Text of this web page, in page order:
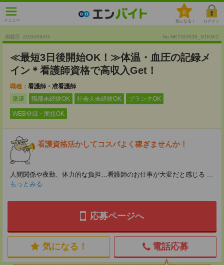
メニュー
0
気になる！ ログイン
掲載日 :2026/08/03 No.NKTSOS39_STKM-2
≪最短3日後開始OK！≫体温・血圧の記録メ
イン＊看護師資格で高収入Get！
職種： 看護師・准看護師
派遣
職種未経験OK 社会人未経験OK ブランクOK
WEB登録・面接OK
看護資格活かしてコスパよく稼ぎませんか！
人間関係や夜勤、体力的な負担…看護師のお仕事が大変だと感じる ...
もっとみる
応募ページへ
気になる！ 電話応募